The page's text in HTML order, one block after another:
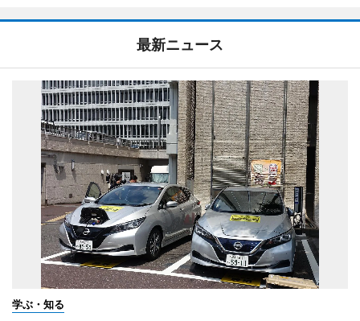
最新ニュース
学ぶ・知る